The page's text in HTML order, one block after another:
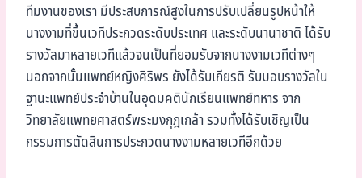
ทีมงานของเรา มีประสบการณ์สูงในการปรับเปลี่ยนรูปหน้าให้
นางงามที่ขึ้นเวทีประกวดระดับประเทศ และระดับนานาชาติ ได้รับ
รางวัลมาหลายเวทีแล้วจนเป็นที่ยอมรับจากนางงามเวทีต่างๆ
นอกจากนั้นแพทย์หญิงศิริพร ยังได้รับเกียรติ รับมอบรางวัลใน
ฐานะแพทย์ประจำบ้านในอุดมคตินักเรียนแพทย์ทหาร จาก
วิทยาลัยแพทยศาสตร์พระมงกุฎเกล้า รวมทั้งได้รับเชิญเป็น
กรรมการตัดสินการประกวดนางงามหลายเวทีอีกด้วย